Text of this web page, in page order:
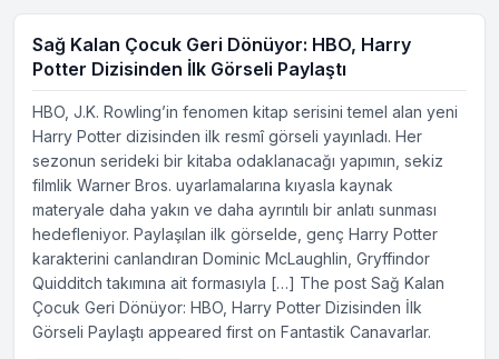
Sağ Kalan Çocuk Geri Dönüyor: HBO, Harry
Potter Dizisinden İlk Görseli Paylaştı
HBO, J.K. Rowling’in fenomen kitap serisini temel alan yeni
Harry Potter dizisinden ilk resmî görseli yayınladı. Her
sezonun serideki bir kitaba odaklanacağı yapımın, sekiz
filmlik Warner Bros. uyarlamalarına kıyasla kaynak
materyale daha yakın ve daha ayrıntılı bir anlatı sunması
hedefleniyor. Paylaşılan ilk görselde, genç Harry Potter
karakterini canlandıran Dominic McLaughlin, Gryffindor
Quidditch takımına ait formasıyla […] The post Sağ Kalan
Çocuk Geri Dönüyor: HBO, Harry Potter Dizisinden İlk
Görseli Paylaştı appeared first on Fantastik Canavarlar.